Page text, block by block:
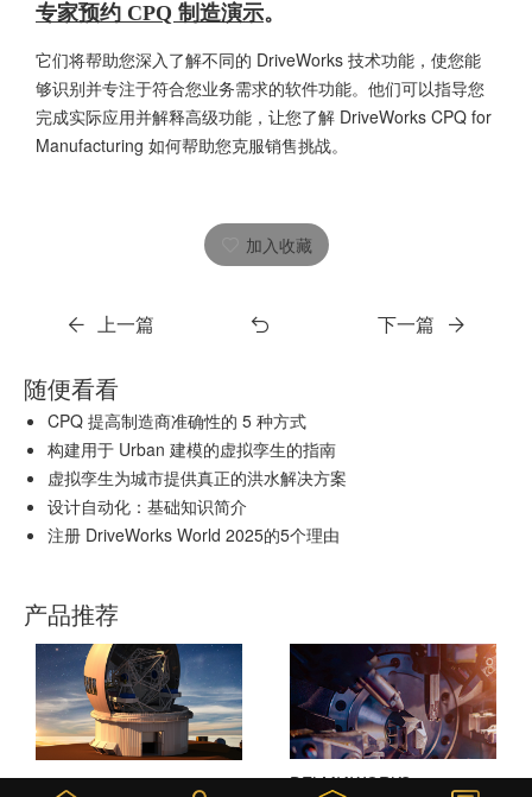
专家预约 CPQ 制造演示。
它们将帮助您深入了解不同的 DriveWorks 技术功能，使您能
够识别并专注于符合您业务需求的软件功能。他们可以指导您
完成实际应用并解释高级功能，让您了解 DriveWorks CPQ for
Manufacturing 如何帮助您克服销售挑战。
加入收藏
上一篇 下一篇
随便看看
CPQ 提高制造商准确性的 5 种方式
构建用于 Urban 建模的虚拟孪生的指南
虚拟孪生为城市提供真正的洪水解决方案
设计自动化：基础知识简介
注册 DriveWorks World 2025的5个理由
产品推荐
SOLIDWORKS 3D CAD DELMIAWORKS